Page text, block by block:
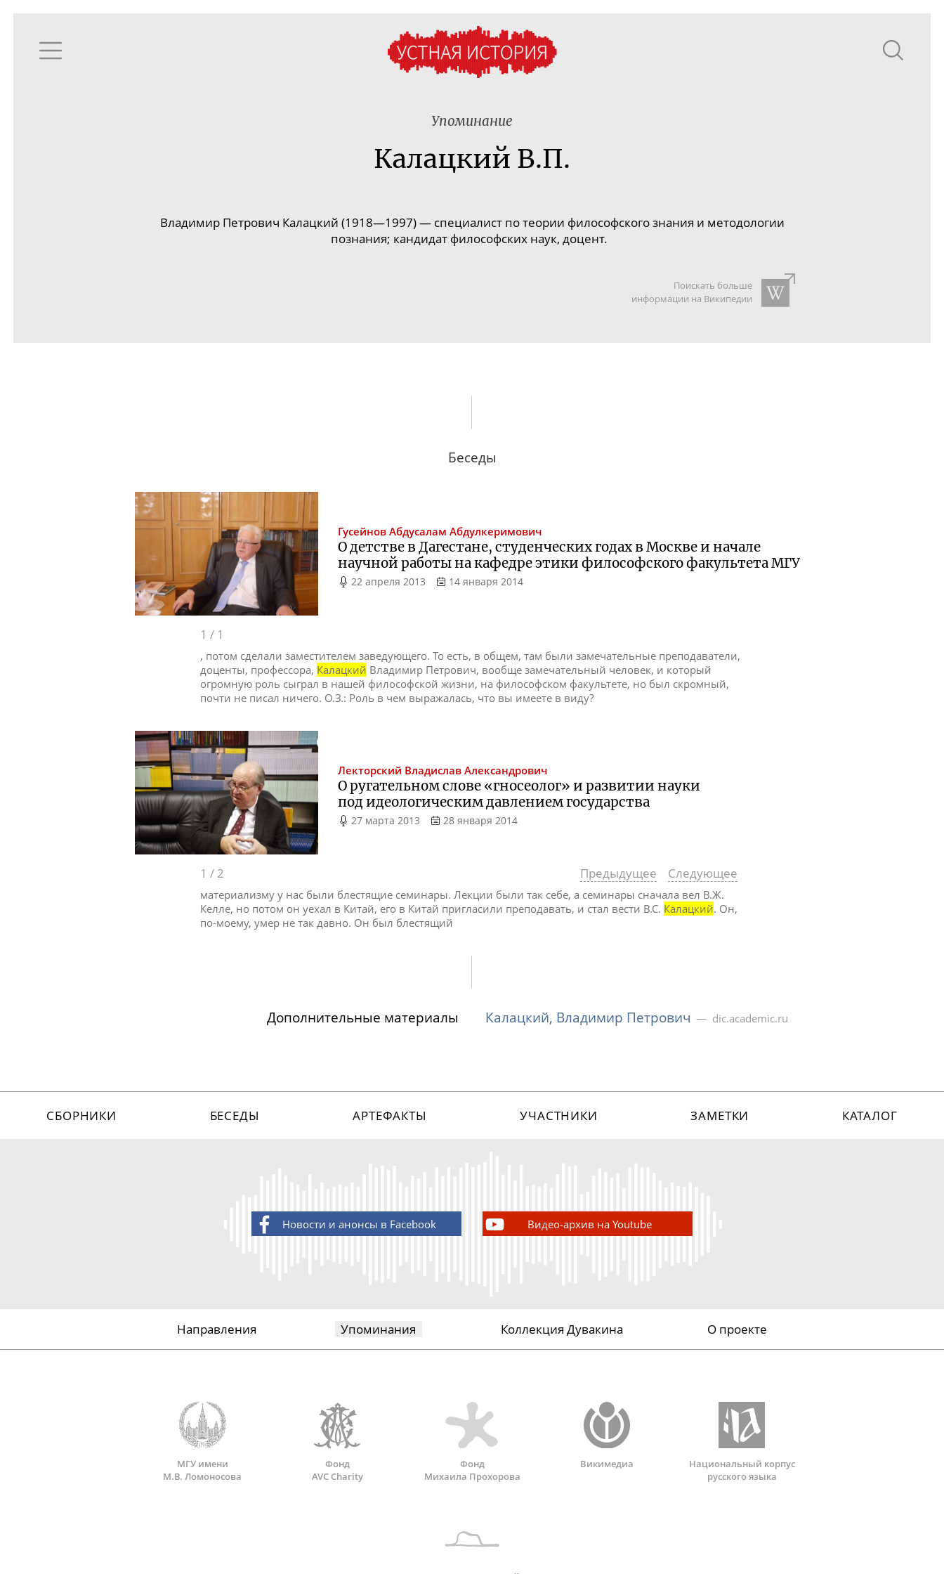
Упоминание
Калацкий В.П.
Владимир Петрович Калацкий (1918—1997) — специалист по теории философского знания и методологии
познания; кандидат философских наук, доцент.
Поискать больше
информации на Википедии
Беседы
Гусейнов Абдусалам Абдулкеримович
О детстве в Дагестане, студенческих годах в Москве и начале
научной работы на кафедре этики философского факультета МГУ
22 апреля 2013 14 января 2014
1 / 1
, потом сделали заместителем заведующего. То есть, в общем, там были замечательные преподаватели,
доценты, профессора, Калацкий Владимир Петрович, вообще замечательный человек, и который
огромную роль сыграл в нашей философской жизни, на философском факультете, но был скромный,
почти не писал ничего. О.З.: Роль в чем выражалась, что вы имеете в виду?
Лекторский Владислав Александрович
О ругательном слове «гносеолог» и развитии науки
под идеологическим давлением государства
27 марта 2013 28 января 2014
1 / 2 Предыдущее Следующее
материализму у нас были блестящие семинары. Лекции были так себе, а семинары сначала вел В.Ж.
Келле, но потом он уехал в Китай, его в Китай пригласили преподавать, и стал вести В.С. Калацкий. Он,
по-моему, умер не так давно. Он был блестящий
Дополнительные материалы Калацкий, Владимир Петрович dic.academic.ru
СБОРНИКИ БЕСЕДЫ АРТЕФАКТЫ УЧАСТНИКИ ЗАМЕТКИ КАТАЛОГ
Новости и анонсы в Facebook Видео-архив на Youtube
Направления Упоминания Коллекция Дувакина О проекте
МГУ имени
М.В. Ломоносова
Фонд
AVC Charity
Фонд
Михаила Прохорова
Викимедиа
Национальный корпус
русского языка